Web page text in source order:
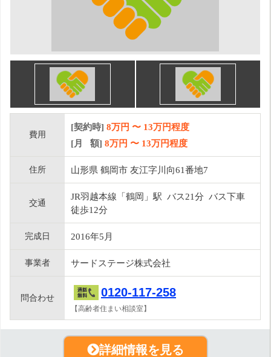
費用
[契約時] 8万円 〜 13万円程度
[月 額] 8万円 〜 13万円程度
住所 山形県 鶴岡市 友江字川向61番地7
交通
JR羽越本線「鶴岡」駅 バス21分 バス下車
徒歩12分
完成日 2016年5月
事業者 サードステージ株式会社
問合わせ 0120-117-258
【高齢者住まい相談室】
詳細情報を見る